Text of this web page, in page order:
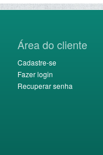
Área do cliente
Cadastre-se
Fazer login
Recuperar senha